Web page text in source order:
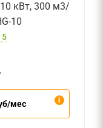
кВт, 300 м3/
10
5
мес